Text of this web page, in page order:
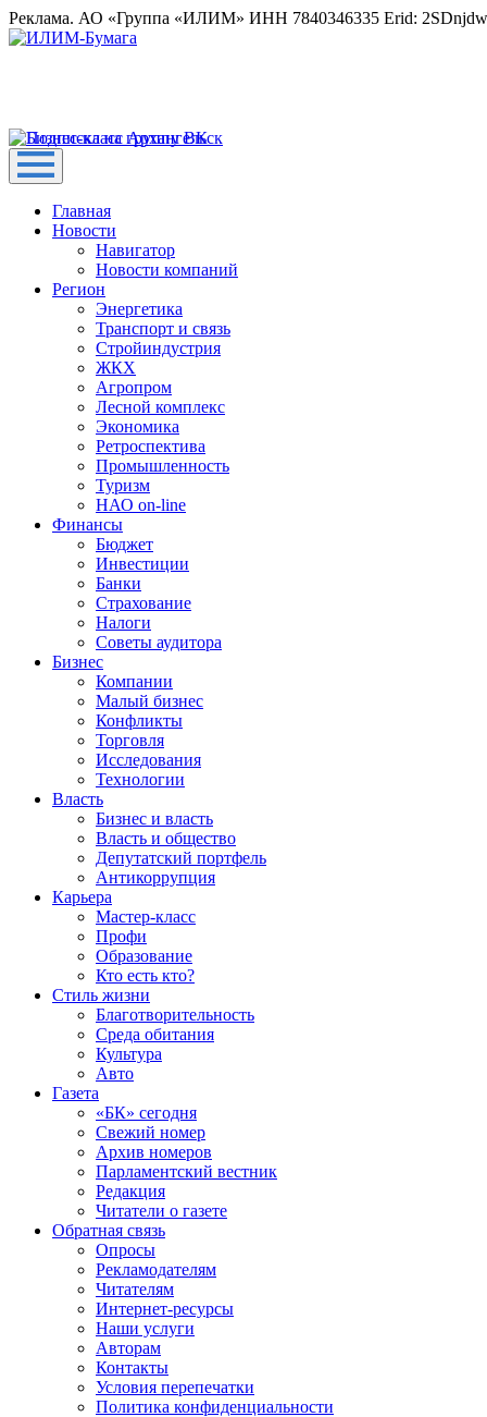
Реклама. АО «Группа «ИЛИМ» ИНН 7840346335 Erid:
Главная
Новости
Навигатор
Новости компаний
Регион
Энергетика
Транспорт и связь
Стройиндустрия
ЖКХ
Агропром
Лесной комплекс
Экономика
Ретроспектива
Промышленность
Туризм
НАО on-line
Финансы
Бюджет
Инвестиции
Банки
Страхование
Налоги
Советы аудитора
Бизнес
Компании
Малый бизнес
Конфликты
Торговля
Исследования
Технологии
Власть
Бизнес и власть
Власть и общество
Депутатский портфель
Антикоррупция
Карьера
Мастер-класс
Профи
Образование
Кто есть кто?
Стиль жизни
Благотворительность
Среда обитания
Культура
Авто
Газета
«БК» сегодня
Свежий номер
Архив номеров
Парламентский вестник
Редакция
Читатели о газете
Обратная связь
Опросы
Рекламодателям
Читателям
Интернет-ресурсы
Наши услуги
Авторам
Контакты
Условия перепечатки
Политика конфиденциальности